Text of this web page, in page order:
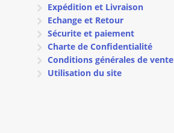
Expédition et Livraison
Echange et Retour
Sécurite et paiement
Charte de Confidentialité
Conditions générales de vente
Utilisation du site